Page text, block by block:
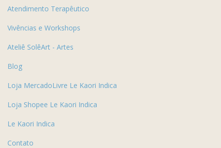
Atendimento Terapêutico
Vivências e Workshops
Ateliê SolêArt - Artes
Blog
Loja MercadoLivre Le Kaori Indica
Loja Shopee Le Kaori Indica
Le Kaori Indica
Contato